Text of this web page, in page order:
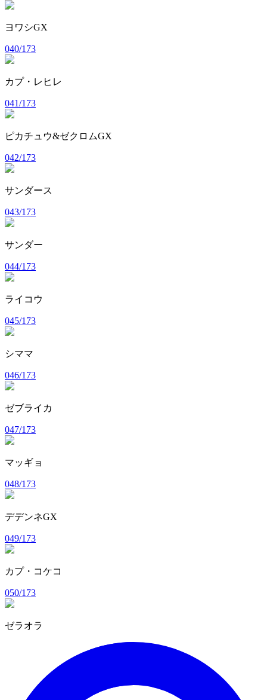
ヨワシGX
040/173
カプ・レヒレ
041/173
ピカチュウ&ゼクロムGX
042/173
サンダース
043/173
サンダー
044/173
ライコウ
045/173
シママ
046/173
ゼブライカ
047/173
マッギョ
048/173
デデンネGX
049/173
カプ・コケコ
050/173
ゼラオラ